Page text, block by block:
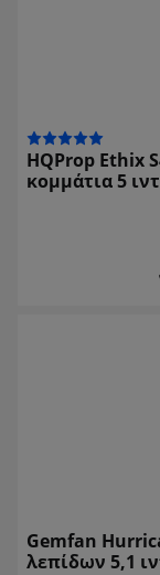
HQProp Ethix
κομμάτια 5
Gemfan
λεπίδων 5,1